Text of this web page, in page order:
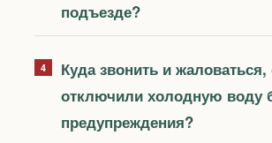
подъезде?
Куда звонить и жаловаться,
отключили холодную воду
предупреждения?